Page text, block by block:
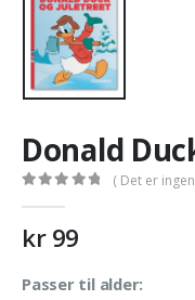
Donald
( Det er
kr99
Passer til alder: